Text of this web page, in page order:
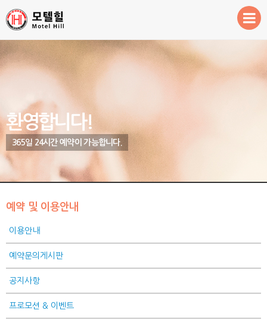
환영합니다!
주변관광지
환영합니다!
365일 24시간 예약이 가능합니다.
예약 및 이용안내
이용안내
예약문의게시판
공지사항
프로모션 & 이벤트